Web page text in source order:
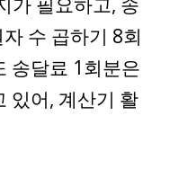
수 곱하기 8회
송달료 1회분은
있어, 계산기 활